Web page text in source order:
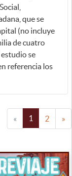
que se
(no incluye
de cuatro
se
referencia los
« 1 2 »